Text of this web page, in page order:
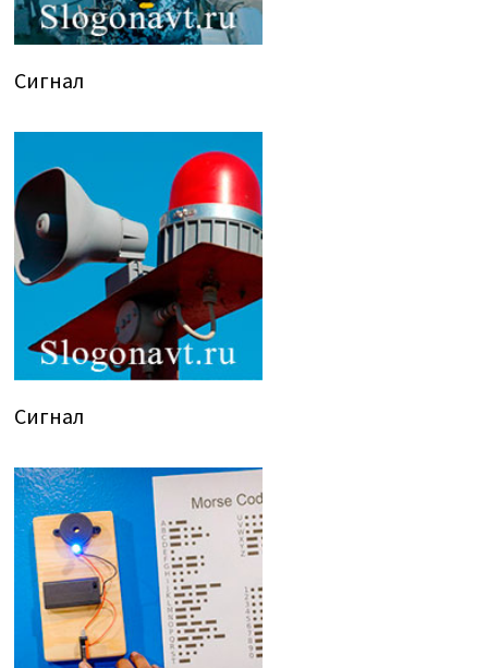
Сигнал
Сигнал